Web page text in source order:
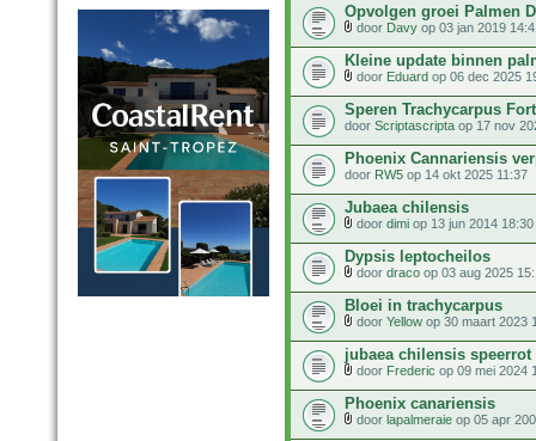
Opvolgen groei Palmen
door Davy op 03 jan 2019
Kleine update binnen
door Eduard op 06 dec 2025
Speren Trachycarpus
door Scriptascripta op 17 nov
Phoenix Cannariensis
door RW5 op 14 okt 2025 11:37
Jubaea chilensis
door dimi op 13 jun 2014 18:30
Dypsis leptocheilos
door draco op 03 aug 2025
Bloei in trachycarpus
door Yellow op 30 maart 2023
jubaea chilensis speerrot
door Frederic op 09 mei 2024
Phoenix canariensis
door lapalmeraie op 05 apr